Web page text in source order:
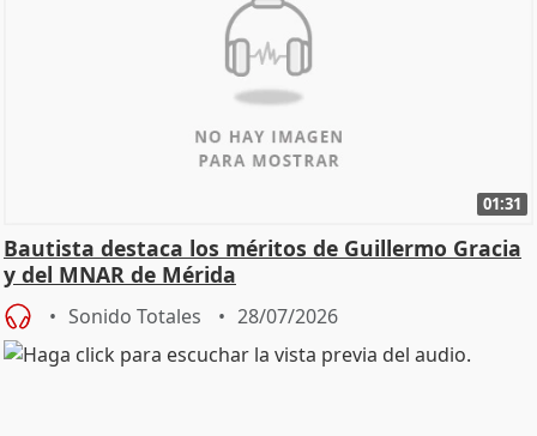
01:31
Bautista destaca los méritos de Guillermo Gracia
y del MNAR de Mérida
Sonido Totales 28/07/2026